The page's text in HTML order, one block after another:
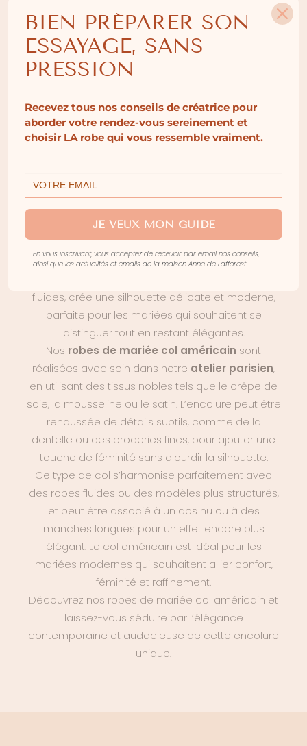
ENCOLURE
AMÉRICAINE
Chez Anne de Lafforest,créateur de robes de
mariée, nous avons revisité ce col pour allier la
originale et contemporaine.
Le col américain, avec son ouverture délicatement
découpée au niveau des épaules, donne une
impression de légèreté tout en mettant en valeur
le buste et la clavicule. Cette encolure, souvent
fluides, crée une silhouette délicate et moderne,
parfaite pour les mariées qui souhaitent se
distinguer tout en restant élégantes.
Nos robes de mariée col américain sont
réalisées avec soin dans notre atelier parisien,
en utilisant des tissus nobles tels que le crêpe de
soie, la mousseline ou le satin. L’encolure peut être
rehaussée de détails subtils, comme de la
dentelle ou des broderies fines, pour ajouter une
touche de féminité sans alourdir la silhouette.
Ce type de col s’harmonise parfaitement avec
des robes fluides ou des modèles plus structurés,
et peut être associé à un dos nu ou à des
manches longues pour un effet encore plus
élégant. Le col américain est idéal pour les
mariées modernes qui souhaitent allier confort,
féminité et raffinement.
Découvrez nos robes de mariée col américain et
laissez-vous séduire par l’élégance
contemporaine et audacieuse de cette encolure
unique.
BIEN PRÉPARER SON
ESSAYAGE, SANS
PRESSION
Recevez tous nos conseils de créatrice pour
aborder votre rendez-vous sereinement et
choisir LA robe qui vous ressemble vraiment.
JE VEUX MON GUIDE
En vous inscrivant, vous acceptez de recevoir par email nos conseils,
ainsi que les actualités et emails de la maison Anne de Lafforest.